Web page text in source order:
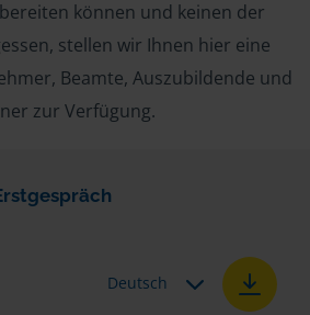
können und keinen der
stellen wir Ihnen hier eine
Beamte, Auszubildende und
zur Verfügung.
Deutsch